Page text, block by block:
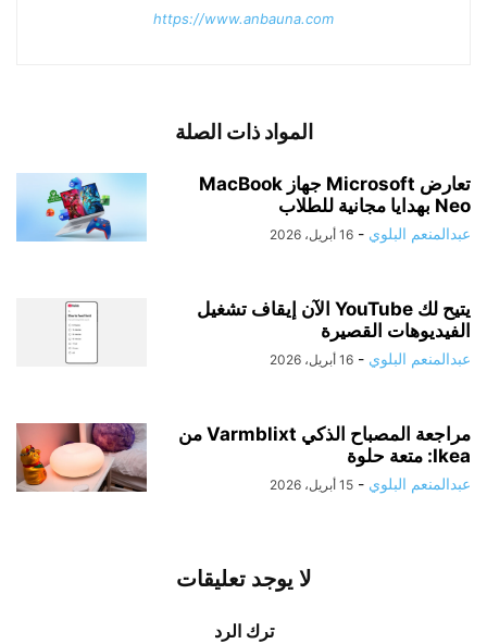
https://www.anbauna.com
المواد ذات الصلة
تعارض Microsoft جهاز MacBook
Neo بهدايا مجانية للطلاب
عبدالمنعم البلوي - 16 أبريل، 2026
يتيح لك YouTube الآن إيقاف تشغيل
الفيديوهات القصيرة
عبدالمنعم البلوي - 16 أبريل، 2026
مراجعة المصباح الذكي Varmblixt من
Ikea: متعة حلوة
عبدالمنعم البلوي - 15 أبريل، 2026
لا يوجد تعليقات
ترك الرد